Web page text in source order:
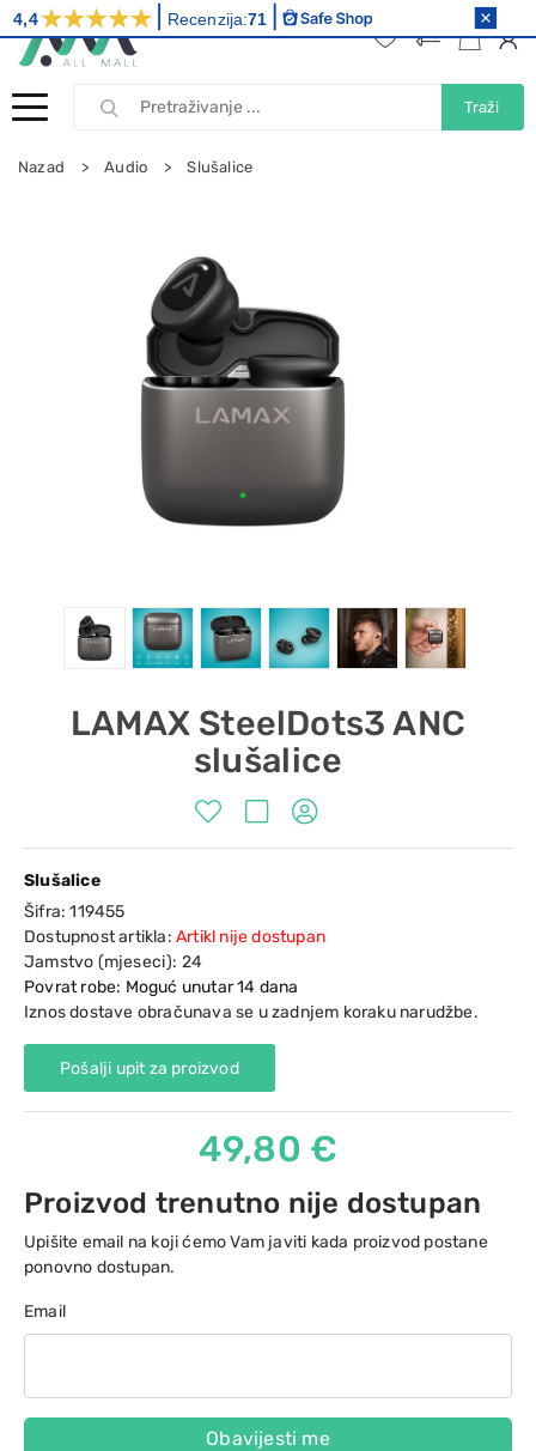
Traži
Nazad Audio Slušalice
LAMAX SteelDots3 ANC
slušalice
Slušalice
Šifra:119455
Dostupnost artikla: Artikl nije dostupan
Jamstvo (mjeseci): 24
Povrat robe: Moguć unutar 14 dana
Iznos dostave obračunava se u zadnjem koraku narudžbe.
Pošalji upit za proizvod
49,80 €
Proizvod trenutno nije dostupan
Upišite email na koji ćemo Vam javiti kada proizvod postane
ponovno dostupan.
Email
Obavijesti me
4,4 Recenzija:71